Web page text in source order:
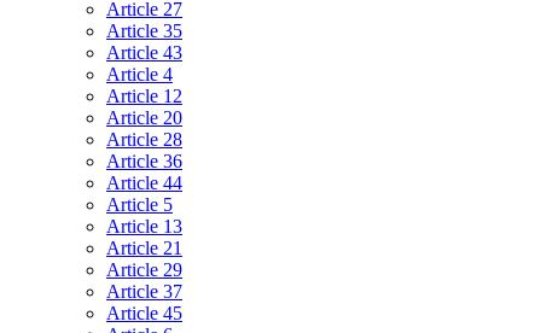
Article 27
Article 35
Article 43
Article 4
Article 12
Article 20
Article 28
Article 36
Article 44
Article 5
Article 13
Article 21
Article 29
Article 37
Article 45